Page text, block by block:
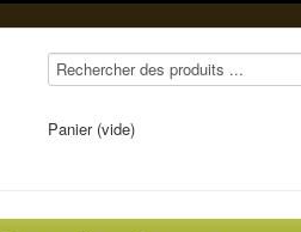
Panier (vide)